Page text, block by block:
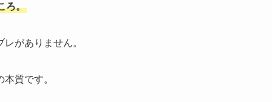
ろ。
がありません。
質です。